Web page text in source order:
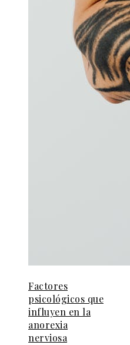
Factores
psicológicos que
influyen en la
anorexia
nerviosa